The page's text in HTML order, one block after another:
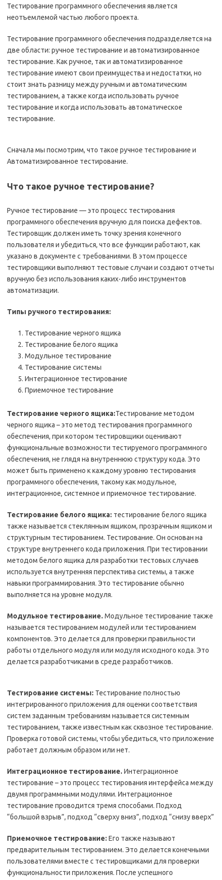
Тестирование программного обеспечения является
неотъемлемой частью любого проекта.
Тестирование программного обеспечения подразделяется на
две области: ручное тестирование и автоматизированное
тестирование. Как ручное, так и автоматизированное
тестирование имеют свои преимущества и недостатки, но
стоит знать разницу между ручным и автоматическим
тестированием, а также когда использовать ручное
тестирование и когда использовать автоматическое
тестирование.
Сначала мы посмотрим, что такое ручное тестирование и
Автоматизированное тестирование.
Что такое ручное тестирование?
Ручное тестирование — это процесс тестирования
программного обеспечения вручную для поиска дефектов.
Тестировщик должен иметь точку зрения конечного
пользователя и убедиться, что все функции работают, как
указано в документе с требованиями. В этом процессе
тестировщики выполняют тестовые случаи и создают отчеты
вручную без использования каких-либо инструментов
автоматизации.
Типы ручного тестирования:
Тестирование черного ящика
Тестирование белого ящика
Модульное тестирование
Тестирование системы
Интеграционное тестирование
Приемочное тестирование
Тестирование черного ящика:Тестирование методом
черного ящика – это метод тестирования программного
обеспечения, при котором тестировщики оценивают
функциональные возможности тестируемого программного
обеспечения, не глядя на внутреннюю структуру кода. Это
может быть применено к каждому уровню тестирования
программного обеспечения, такому как модульное,
интеграционное, системное и приемочное тестирование.
Тестирование белого ящика: тестирование белого ящика
также называется стеклянным ящиком, прозрачным ящиком и
структурным тестированием. Тестирование. Он основан на
структуре внутреннего кода приложения. При тестировании
методом белого ящика для разработки тестовых случаев
используется внутренняя перспектива системы, а также
навыки программирования. Это тестирование обычно
выполняется на уровне модуля.
Модульное тестирование. Модульное тестирование также
называется тестированием модулей или тестированием
компонентов. Это делается для проверки правильности
работы отдельного модуля или модуля исходного кода. Это
делается разработчиками в среде разработчиков.
Тестирование системы: Тестирование полностью
интегрированного приложения для оценки соответствия
систем заданным требованиям называется системным
тестированием, также известным как сквозное тестирование.
Проверка готовой системы, чтобы убедиться, что приложение
работает должным образом или нет.
Интеграционное тестирование. Интеграционное
тестирование – это процесс тестирования интерфейса между
двумя программными модулями. Интеграционное
тестирование проводится тремя способами. Подход
“большой взрыв”, подход “сверху вниз”, подход “снизу вверх”
Приемочное тестирование: Его также называют
предварительным тестированием. Это делается конечными
пользователями вместе с тестировщиками для проверки
функциональности приложения. После успешного